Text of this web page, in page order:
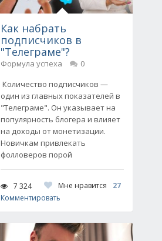
Как набрать
подписчиков в
"Телеграме"?
Формула успеха
0
Количество подписчиков —
один из главных показателей в
"Телеграме". Он указывает на
популярность блогера и влияет
на доходы от монетизации.
Новичкам привлекать
фолловеров порой
7 324 Мне нравится
27
Комментировать